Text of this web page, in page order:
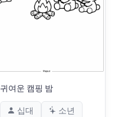
귀여운 캠핑 밤
십대
소년